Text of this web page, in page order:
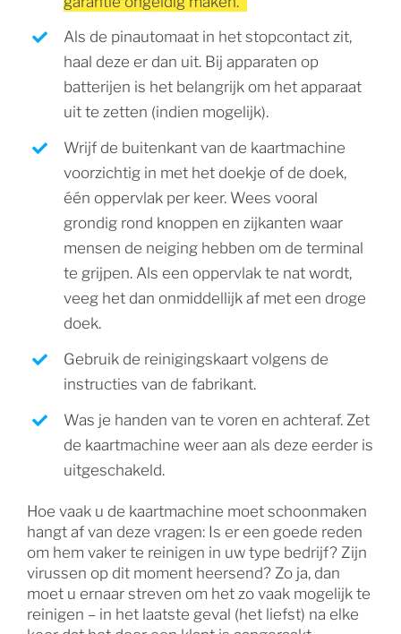
Als de pinautomaat in het stopcontact zit,
haal deze er dan uit. Bij apparaten op
batterijen is het belangrijk om het apparaat
uit te zetten (indien mogelijk).
Wrijf de buitenkant van de kaartmachine
voorzichtig in met het doekje of de doek,
één oppervlak per keer. Wees vooral
grondig rond knoppen en zijkanten waar
mensen de neiging hebben om de terminal
te grijpen. Als een oppervlak te nat wordt,
veeg het dan onmiddellijk af met een droge
doek.
Gebruik de reinigingskaart volgens de
instructies van de fabrikant.
Was je handen van te voren en achteraf. Zet
de kaartmachine weer aan als deze eerder is
uitgeschakeld.
Hoe vaak u de kaartmachine moet schoonmaken
hangt af van deze vragen: Is er een goede reden
om hem vaker te reinigen in uw type bedrijf? Zijn
virussen op dit moment heersend? Zo ja, dan
moet u ernaar streven om het zo vaak mogelijk te
reinigen – in het laatste geval (het liefst) na elke